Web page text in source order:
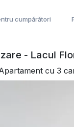
cumpărători
- Lacul
cu 3